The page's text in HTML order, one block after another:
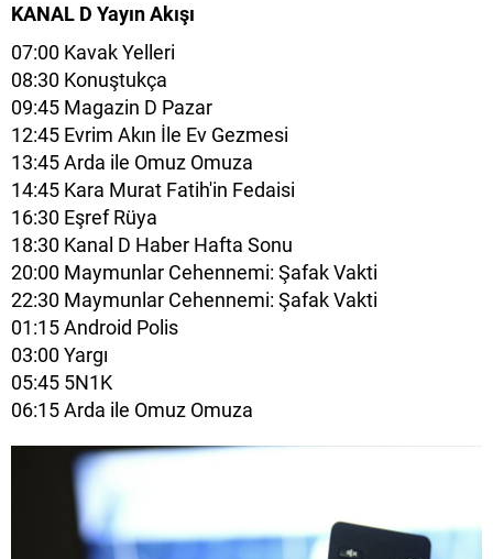
KANAL D Yayın Akışı
07:00 Kavak Yelleri
08:30 Konuştukça
09:45 Magazin D Pazar
12:45 Evrim Akın İle Ev Gezmesi
13:45 Arda ile Omuz Omuza
14:45 Kara Murat Fatih'in Fedaisi
16:30 Eşref Rüya
18:30 Kanal D Haber Hafta Sonu
20:00 Maymunlar Cehennemi: Şafak Vakti
22:30 Maymunlar Cehennemi: Şafak Vakti
01:15 Android Polis
03:00 Yargı
05:45 5N1K
06:15 Arda ile Omuz Omuza